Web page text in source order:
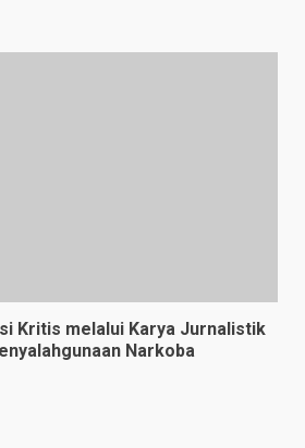
Kritis melalui Karya Jurnalistik
Narkoba